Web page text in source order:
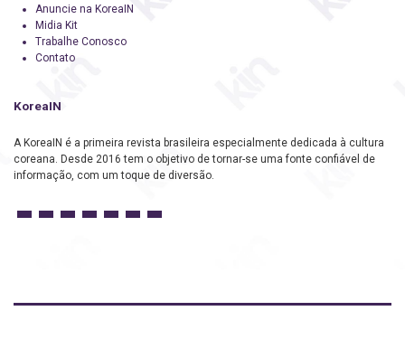
Anuncie na KoreaIN
Midia Kit
Trabalhe Conosco
Contato
KoreaIN
A KoreaIN é a primeira revista brasileira especialmente dedicada à cultura
coreana. Desde 2016 tem o objetivo de tornar-se uma fonte confiável de
informação, com um toque de diversão.